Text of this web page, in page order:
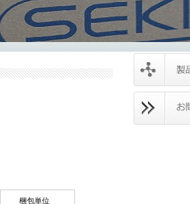
梱包単位